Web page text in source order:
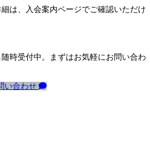
は、入会案内ページでご確認いただけ
時受付中。まずはお気軽にお問い合わ
い合わせ